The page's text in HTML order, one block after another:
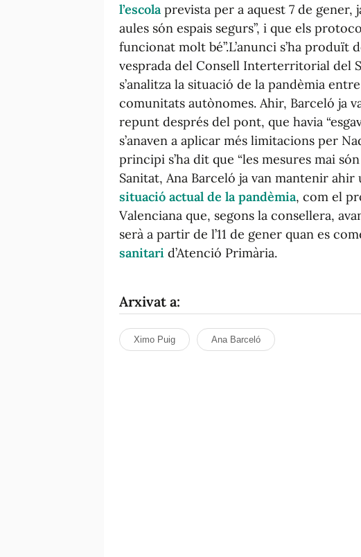
l’escola prevista per a aquest 7 de gener,
aules són espais segurs”, i que els
funcionat molt bé”.L’anunci s’ha produït
vesprada del Consell Interterritorial del
s’analitza la situació de la pandèmia
comunitats autònomes. Ahir, Barceló ja
repunt després del pont, que havia
s’anaven a aplicar més limitacions per
principi s’ha dit que “les mesures mai
Sanitat, Ana Barceló ja van mantenir
situació actual de la pandèmia, com el
Valenciana que, segons la consellera,
serà a partir de l’11 de gener quan es
sanitari d’Atenció Primària.
Arxivat a:
Ximo Puig Ana Barceló